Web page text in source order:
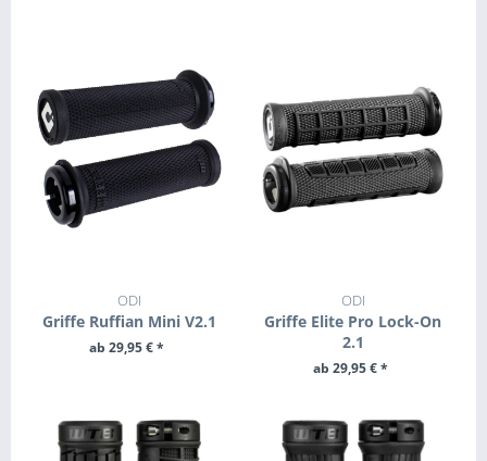
ODI
Griffe Ruffian Mini V2.1
ab 29,95 € *
ODI
Griffe Elite Pro Lock-On
2.1
ab 29,95 € *